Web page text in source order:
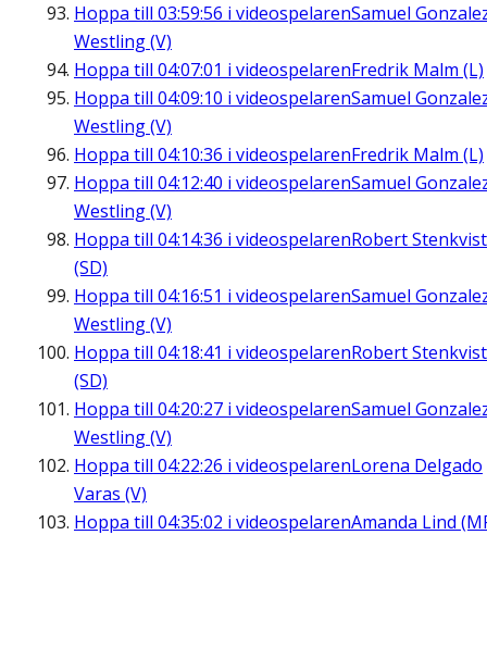
Hoppa till 03:59:56 i videospelarenSamuel
Westling (V)
Hoppa till 04:07:01 i videospelarenFredrik Malm (L)
Hoppa till 04:09:10 i videospelarenSamuel
Westling (V)
Hoppa till 04:10:36 i videospelarenFredrik Malm (L)
Hoppa till 04:12:40 i videospelarenSamuel
Westling (V)
Hoppa till 04:14:36 i videospelarenRobert Stenkvist
(SD)
Hoppa till 04:16:51 i videospelarenSamuel
Westling (V)
Hoppa till 04:18:41 i videospelarenRobert Stenkvist
(SD)
Hoppa till 04:20:27 i videospelarenSamuel
Westling (V)
Hoppa till 04:22:26 i videospelarenLorena Delgado
Varas (V)
Hoppa till 04:35:02 i videospelarenAmanda Lind